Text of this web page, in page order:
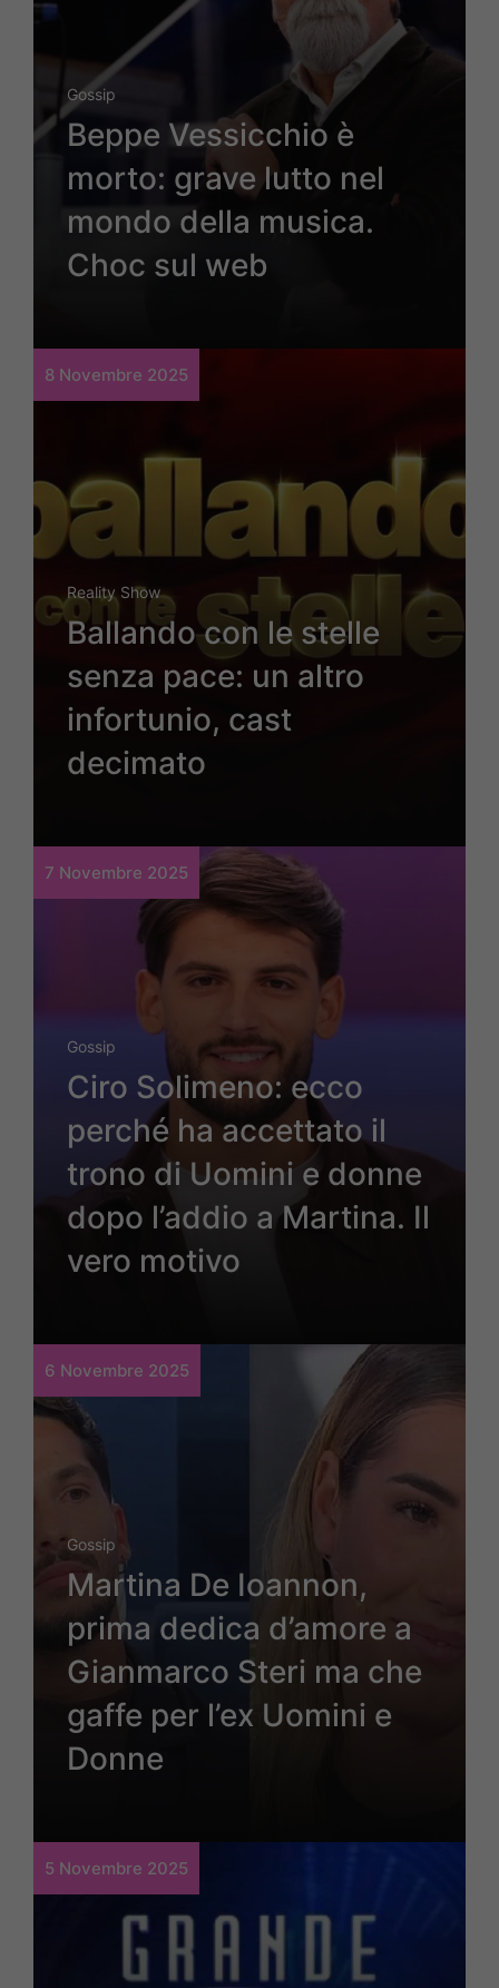
Gossip
Beppe Vessicchio è
morto: grave lutto nel
mondo della musica.
Choc sul web
8 Novembre 2025
Reality Show
Ballando con le stelle
senza pace: un altro
infortunio, cast
decimato
7 Novembre 2025
Gossip
Ciro Solimeno: ecco
perché ha accettato il
trono di Uomini e donne
dopo l’addio a Martina. Il
vero motivo
6 Novembre 2025
Gossip
Martina De Ioannon,
prima dedica d’amore a
Gianmarco Steri ma che
gaffe per l’ex Uomini e
Donne
5 Novembre 2025